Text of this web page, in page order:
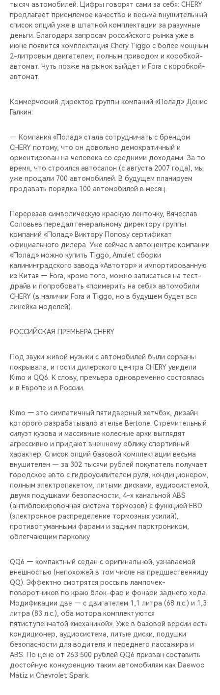
тысяч автомобилей. Цифры говорят сами за себя: CHERY
предлагает приемлемое качество и весьма внушительный
список опций уже в штатной комплектации за разумные
деньги. Благодаря запросам российского рынка уже в
июне появится комплектация Chery Tiggo с более мощным
2-литровым двигателем, полным приводом и коробкой-
автомат. Чуть позже на рынок выйдет и Fora с коробкой-
автомат.
Коммерческий директор группы компаний «Полад» Денис
Галкин:
— Компания «Полад» стала сотрудничать с брендом
CHERY потому, что он довольно демократичный и
ориентирован на человека со средними доходами. За то
время, что строился автосалон (с августа 2007 года), мы
уже продали 700 автомобилей. В будущем планируем
продавать порядка 100 автомобилей в месяц.
Перерезав символическую красную ленточку, Вячеслав
Соловьев передал генеральному директору группы
компаний «Полад» Виктору Попову сертификат
официального дилера. Уже сейчас в автоцентре компании
«Полад» можно купить Tiggo, Amulet сборки
калининградского завода «Автотор» и импортированную
из Китая — Fora, кроме того, можно записаться на тест-
драйв и попробовать «примерить на себя» автомобили
CHERY (в наличии Fora и Tiggo, но в будущем будет вся
линейка моделей).
РОССИЙСКАЯ ПРЕМЬЕРА CHERY
Под звуки живой музыки с автомобилей были сорваны
покрывала, и гости дилерского центра CHERY увидели
Kimo и QQ6. К слову, премьера одновременно состоялась
и в Европе и в России.
Kimo — это симпатичный пятидверный хетчбэк, дизайн
которого разрабатывало ателье Bertone. Стремительный
силуэт кузова и массивные колесные арки выглядят
агрессивно и придают внешнему облику спортивный
характер. Список опций базовой комплектации весьма
внушителен — за 302 тысячи рублей покупатель получает
городское авто с гидроусилителем руля, кондиционером,
полным электропакетом, литыми дисками, аудиосистемой,
двумя подушками безопасности, 4-х канальной ABS
(антиблокировочная система тормозов) с функцией EBD
(электронное распределение тормозных усилий),
противотуманными фарами и задним парктроником,
облегчающим парковку.
QQ6 — компактный седан с оригинальной, узнаваемой
внешностью (непохожей в том числе на предшественницу
QQ). Эффектно смотрятся россыпь лампочек-
поворотников по краю блок-фар и фонари заднего хода.
Модификации две — с двигателем 1,1 литра (68 л.с.) и 1,3
литра (83 л.с.), оба мотора комплектуются
пятиступенчатой «механикой». Уже в базовой версии есть
кондиционер, аудиосистема, литые диски, подушки
безопасности для водителя и переднего пассажира и
ABS. По цене от 263 500 рублей QQ6 призван составить
достойную конкуренцию таким автомобилям как Daewoo
Matiz и Chevrolet Spark.